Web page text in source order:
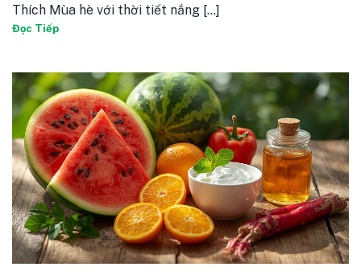
Thích Mùa hè với thời tiết nắng [...]
Đọc Tiếp